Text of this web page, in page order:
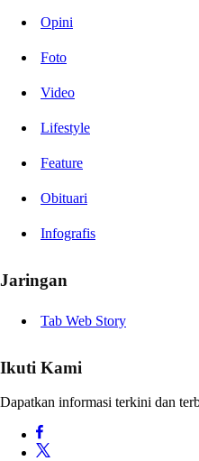
Opini
Foto
Video
Lifestyle
Feature
Obituari
Infografis
Jaringan
Tab Web Story
Ikuti Kami
Dapatkan informasi terkini dan